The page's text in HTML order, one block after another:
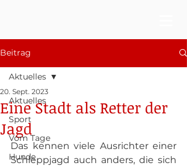
Beitrag
Aktuelles
Sport
Vom Tage
Hunde
Aktuelles
Eine Stadt als Retter der
Jagd
20. Sept. 2023
Das kennen viele Ausrichter einer
Schleppjagd auch anders, die sich